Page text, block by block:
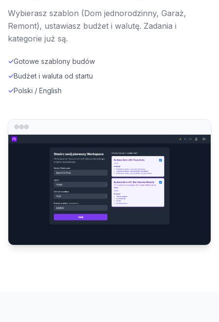
Wybierasz szablon (Dom jednorodzinny, Garaż,
Remont), ustawiasz budżet i walutę. Zadania i
kategorie już są.
✓Gotowe szablony budów
✓Budżet i waluta od startu
✓Polski / English